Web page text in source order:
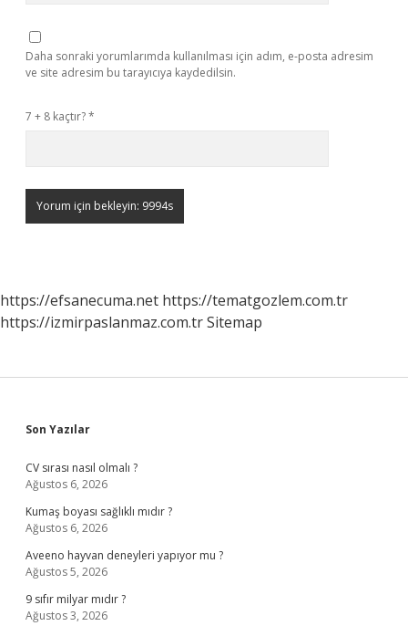
Daha sonraki yorumlarımda kullanılması için adım, e-posta adresim
ve site adresim bu tarayıcıya kaydedilsin.
7 + 8 kaçtır?*
https://efsanecuma.net https://tematgozlem.com.tr
https://izmirpaslanmaz.com.trSitemap
Sidebar
Son Yazılar
CV sırası nasıl olmalı ?
Ağustos 6, 2026
Kumaş boyası sağlıklı mıdır ?
Ağustos 6, 2026
Aveeno hayvan deneyleri yapıyor mu ?
Ağustos 5, 2026
9 sıfır milyar mıdır ?
Ağustos 3, 2026